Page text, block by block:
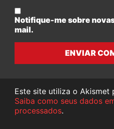
Notifique-me sobre
mail.
ENVIAR
Este site utiliza o Akismet
Saiba como seus dados
processados.